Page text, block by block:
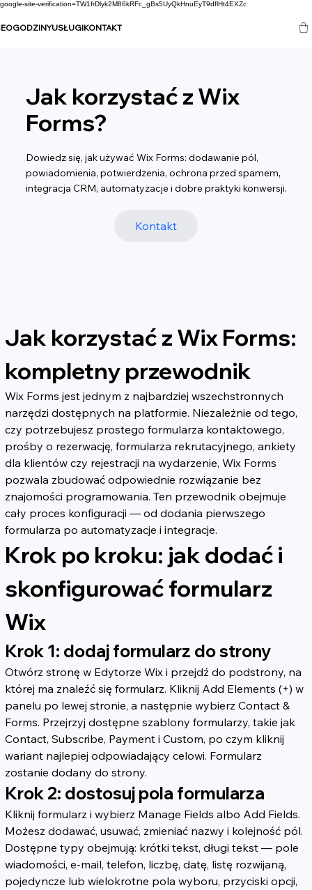
google-site-verification=TW1frDlyk2M86kRFc_gBs5UyQkHnuEyT9dflHt4EXZc
GODZINYUSŁUGIKONTAKT
Jak korzystać z Wix
Forms?
Dowiedz się, jak używać Wix Forms: dodawanie pól,
powiadomienia, potwierdzenia, ochrona przed spamem,
integracja CRM, automatyzacje i dobre praktyki konwersji.
Kontakt
Jak korzystać z Wix Forms:
kompletny przewodnik
Wix Forms jest jednym z najbardziej wszechstronnych
narzędzi dostępnych na platformie. Niezależnie od tego,
czy potrzebujesz prostego formularza kontaktowego,
prośby o rezerwację, formularza rekrutacyjnego, ankiety
dla klientów czy rejestracji na wydarzenie, Wix Forms
pozwala zbudować odpowiednie rozwiązanie bez
znajomości programowania. Ten przewodnik obejmuje
cały proces konfiguracji — od dodania pierwszego
formularza po automatyzacje i integracje.
Krok po kroku: jak dodać i
skonfigurować formularz
Wix
Krok 1: dodaj formularz do strony
Otwórz stronę w Edytorze Wix i przejdź do podstrony, na
której ma znaleźć się formularz. Kliknij Add Elements (+) w
panelu po lewej stronie, a następnie wybierz Contact &
Forms. Przejrzyj dostępne szablony formularzy, takie jak
Contact, Subscribe, Payment i Custom, po czym kliknij
wariant najlepiej odpowiadający celowi. Formularz
zostanie dodany do strony.
Krok 2: dostosuj pola formularza
Kliknij formularz i wybierz Manage Fields albo Add Fields.
Możesz dodawać, usuwać, zmieniać nazwy i kolejność pól.
Dostępne typy obejmują: krótki tekst, długi tekst — pole
wiadomości, e-mail, telefon, liczbę, datę, listę rozwijaną,
pojedyncze lub wielokrotne pola wyboru, przyciski opcji,